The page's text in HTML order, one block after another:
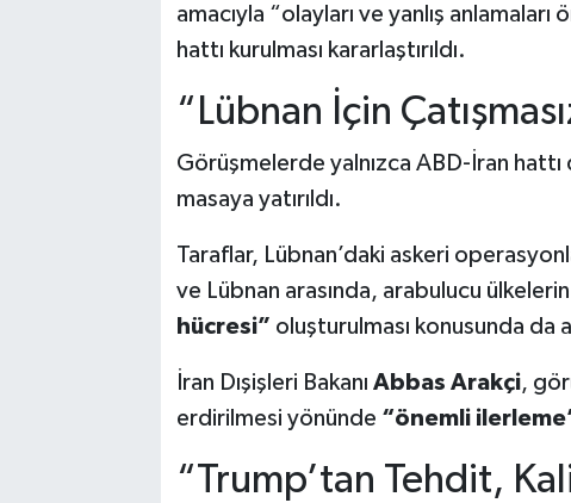
amacıyla “olayları ve yanlış
hattı kurulması kararlaştırıldı.
“Lübnan İçin
Görüşmelerde yalnızca ABD-İran
masaya yatırıldı.
Taraflar, Lübnan’daki askeri
ve Lübnan arasında, arabulucu ülkelerin
hücresi” oluşturulması konusunda da
İran Dışişleri Bakanı Abbas Arakçi,
erdirilmesi yönünde “önemli
“Trump’tan Tehdit,